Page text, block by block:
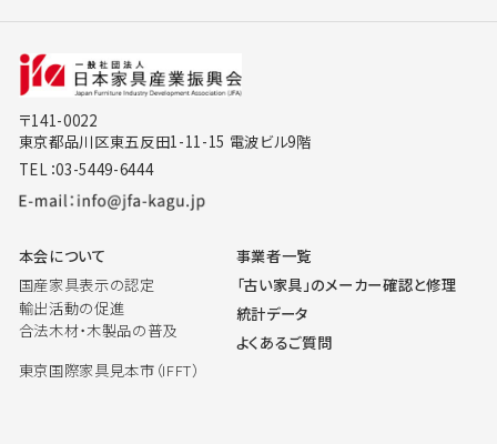
〒141-0022
東京都品川区東五反田1-11-15 電波ビル9階
TEL：03-5449-6444
本会について
国産家具表示の認定
輸出活動の促進
合法木材・木製品の普及
東京国際家具見本市（IFFT）
事業者一覧
「古い家具」のメーカー確認と修理
統計データ
よくあるご質問